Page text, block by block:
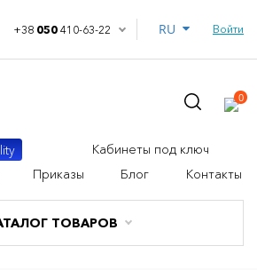
+38 050410-63-22 Войти
ТОВАРОВ
Кабинеты под ключ
Приказы Блог Контакты
0